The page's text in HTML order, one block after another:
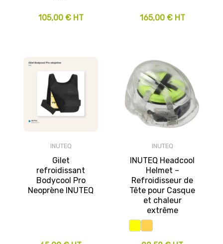
105,00 € HT 165,00 € HT
INUTEQ
Gilet
refroidissant
Bodycool Pro
Neoprène INUTEQ
INUTEQ
INUTEQ Headcool
Helmet –
Refroidisseur de
Tête pour Casque
et chaleur
extrême